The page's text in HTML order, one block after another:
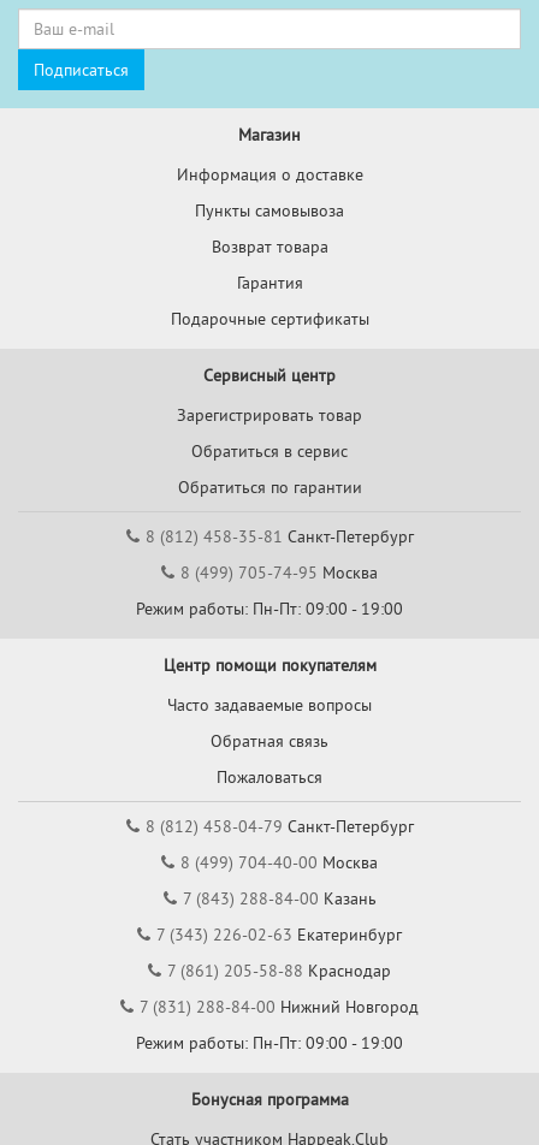
Магазин
Информация о доставке
Пункты самовывоза
Возврат товара
Гарантия
Подарочные сертификаты
Сервисный центр
Зарегистрировать товар
Обратиться в сервис
Обратиться по гарантии
8 (812) 458-35-81 Санкт-Петербург
8 (499) 705-74-95 Москва
Режим работы: Пн-Пт: 09:00 - 19:00
Центр помощи покупателям
Часто задаваемые вопросы
Обратная связь
Пожаловаться
8 (812) 458-04-79 Санкт-Петербург
8 (499) 704-40-00 Москва
7 (843) 288-84-00 Казань
7 (343) 226-02-63 Екатеринбург
7 (861) 205-58-88 Краснодар
7 (831) 288-84-00 Нижний Новгород
Режим работы: Пн-Пт: 09:00 - 19:00
Бонусная программа
Стать участником Happeak.Club